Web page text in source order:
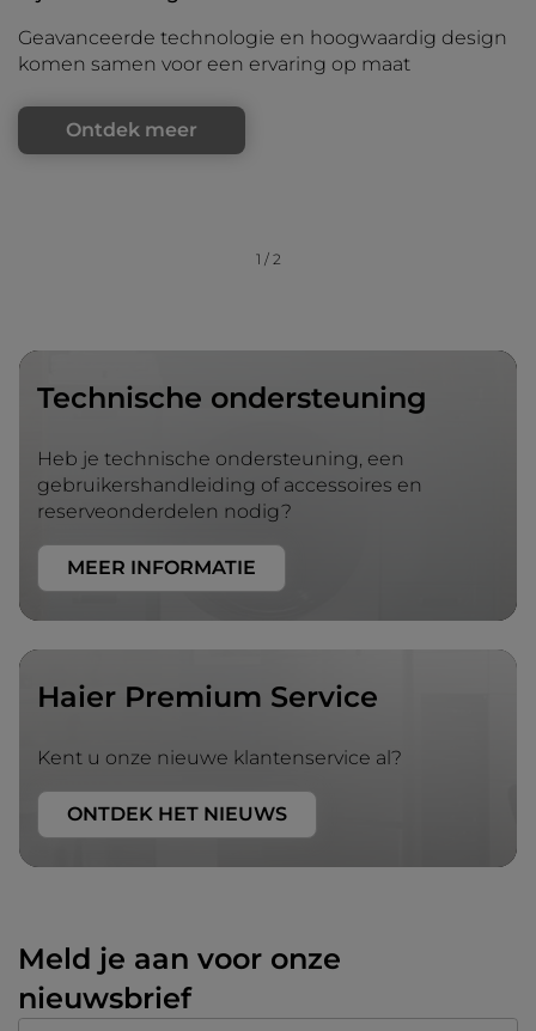
Geavanceerde technologie en hoogwaardig design
komen samen voor een ervaring op maat
Ontdek meer
1 / 2
Technische ondersteuning
Heb je technische ondersteuning, een
gebruikershandleiding of accessoires en
reserveonderdelen nodig?
MEER INFORMATIE
Haier Premium Service
Kent u onze nieuwe klantenservice al?
ONTDEK HET NIEUWS
Meld je aan voor onze
nieuwsbrief